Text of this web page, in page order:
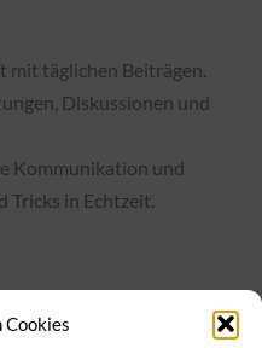
mit täglichen Beiträgen.
Diskussionen und
Kommunikation und
Tricks in Echtzeit.
der du Bauanleitungen
finden und teilen kannst.